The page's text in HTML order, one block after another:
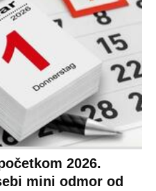
2026.
mini odmor od